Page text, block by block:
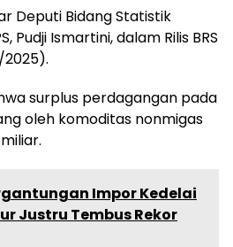
Deputi Bidang Statistik
Pudji Ismartini, dalam Rilis BRS
2025).
surplus perdagangan pada
oleh komoditas nonmigas
Impor Kedelai
Justru Tembus Rekor